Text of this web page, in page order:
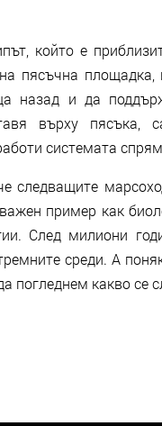
който е
пясъчна
назад и да
върху
системата
следващите
пример как
След милиони
среди. А
погледнем какво се